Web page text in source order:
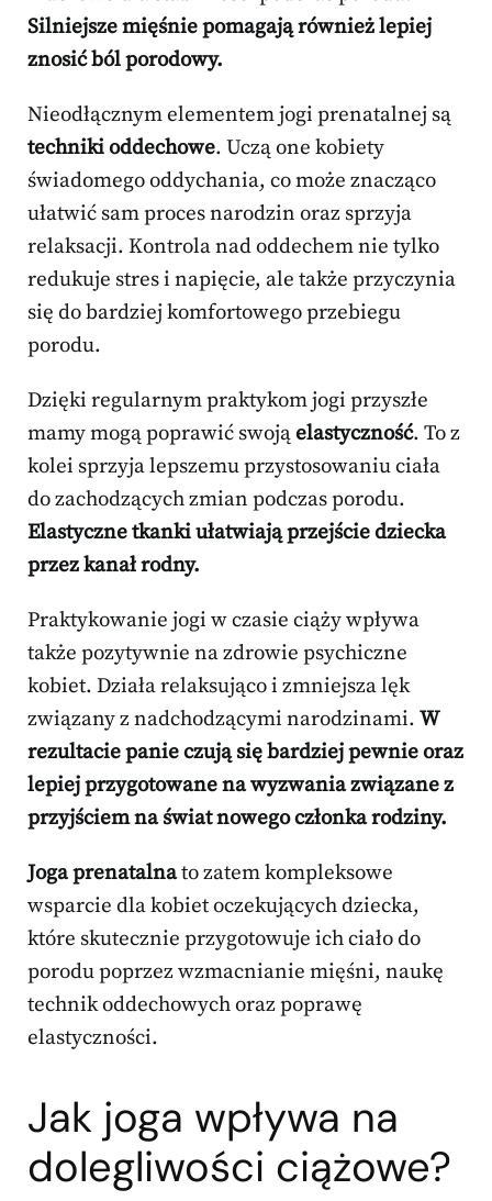
Silniejsze mięśnie pomagają również lepiej
znosić ból porodowy.
Nieodłącznym elementem jogi prenatalnej są
techniki oddechowe. Uczą one kobiety
świadomego oddychania, co może znacząco
ułatwić sam proces narodzin oraz sprzyja
relaksacji. Kontrola nad oddechem nie tylko
redukuje stres i napięcie, ale także przyczynia
się do bardziej komfortowego przebiegu
porodu.
Dzięki regularnym praktykom jogi przyszłe
mamy mogą poprawić swojąelastyczność. To z
kolei sprzyja lepszemu przystosowaniu ciała
do zachodzących zmian podczas porodu.
Elastyczne tkanki ułatwiają przejście dziecka
przez kanał rodny.
Praktykowanie jogi w czasie ciąży wpływa
także pozytywnie na zdrowie psychiczne
kobiet. Działa relaksująco i zmniejsza lęk
związany z nadchodzącymi narodzinami. W
rezultacie panie czują się bardziej pewnie oraz
lepiej przygotowane na wyzwania związane z
przyjściem na świat nowego członka rodziny.
Joga prenatalnato zatem kompleksowe
wsparcie dla kobiet oczekujących dziecka,
które skutecznie przygotowuje ich ciało do
porodu poprzez wzmacnianie mięśni, naukę
technik oddechowych oraz poprawę
elastyczności.
Jak joga wpływa na
dolegliwości ciążowe?